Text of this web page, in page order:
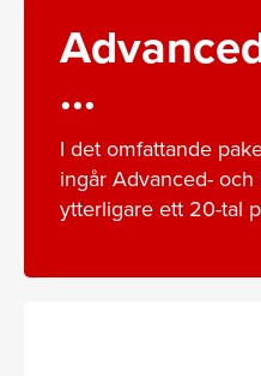
...
I det omfattande
ingår Advanced-
ytterligare ett 20-tal